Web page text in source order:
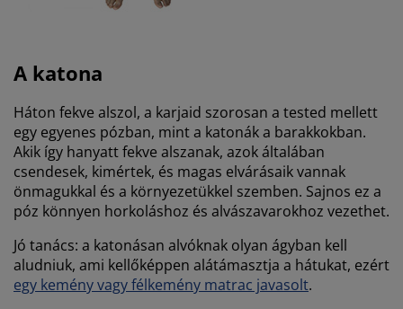
A katona
Háton fekve alszol, a karjaid szorosan a tested mellett
egy egyenes pózban, mint a katonák a barakkokban.
Akik így hanyatt fekve alszanak, azok általában
csendesek, kimértek, és magas elvárásaik vannak
önmagukkal és a környezetükkel szemben. Sajnos ez a
póz könnyen horkoláshoz és alvászavarokhoz vezethet.
Jó tanács: a katonásan alvóknak olyan ágyban kell
aludniuk, ami kellőképpen alátámasztja a hátukat, ezért
egy kemény vagy félkemény matrac javasolt.